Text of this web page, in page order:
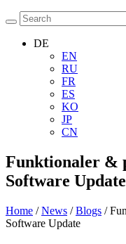
DE
EN
RU
FR
ES
KO
JP
CN
Funktionaler &
Software Update
Home /News /Blogs /
Software Update